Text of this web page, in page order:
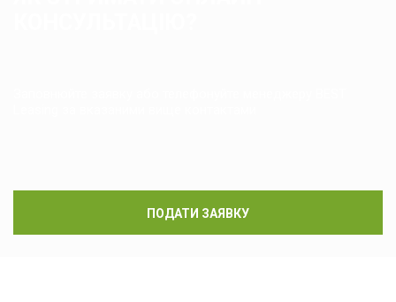
ПОДАТИ ЗАЯВКУ